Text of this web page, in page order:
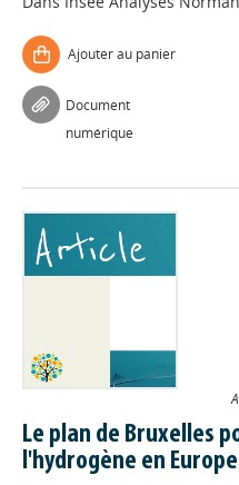
Ajouter au panier
Document
numérique
Le plan de Bruxelles
l'hydrogène en Europe